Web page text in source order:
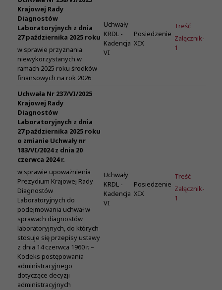
Krajowej Rady
Diagnostów
Laboratoryjnych z dnia
27 października 2025 roku
w sprawie przyznania
niewykorzystanych w
ramach 2025 roku środków
finansowych na rok 2026
Uchwały
KRDL -
Kadencja
VI
Posiedzenie
XIX
Treść
Załącznik-
1
Uchwała Nr 237/VI/2025
Krajowej Rady
Diagnostów
Laboratoryjnych z dnia
27 października 2025 roku
o zmianie Uchwały nr
183/VI/2024 z dnia 20
czerwca 2024 r.
w sprawie upoważnienia
Prezydium Krajowej Rady
Diagnostów
Laboratoryjnych do
podejmowania uchwał w
sprawach diagnostów
laboratoryjnych, do których
stosuje się przepisy ustawy
z dnia 14 czerwca 1960 r. –
Kodeks postępowania
administracyjnego
dotyczące decyzji
administracyjnych
Uchwały
KRDL -
Kadencja
VI
Posiedzenie
XIX
Treść
Załącznik-
1